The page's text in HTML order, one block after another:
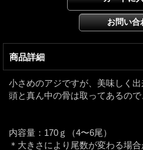
商品詳細
小さめのアジですが、美味しく
頭と真ん中の骨は取ってあるの
内容量：170ｇ（4〜6尾）
＊大きさにより尾数が変わる場合